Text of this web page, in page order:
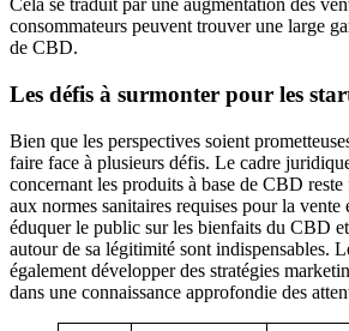
Cela se traduit par une augmentation des
consommateurs peuvent trouver une large
de CBD.
Les défis à surmonter pour les
Bien que les perspectives soient
faire face à plusieurs défis. Le cadre
concernant les produits à base de CBD
aux normes sanitaires requises pour la vente
éduquer le public sur les bienfaits du CBD
autour de sa légitimité sont indispensables.
également développer des stratégies
dans une connaissance approfondie des